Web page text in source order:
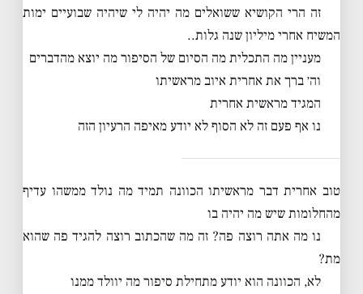
זה הרי הקושיא ששואלים מה יהיה לי שיהיה שבועיים ימות
המשיח אחרי מיליון שנה גלות..
מעניין מה התכלית מה הסיום של הסיפור מה יוצא מהדברים
וה׳ ברך את אחרית איוב מראשיתו
המגיד מראשית אחרית
נו אף פעם זה לא הסוף לא יודע מאיפה הרעיון הזה
טוב אחרית דבר מראשיתו הכוונה תמיד מה נולד ממשהו עדיף
מהחלומות שיש מה יהיה בו
נו מה אתה רוצה פה? זה מה שהכתוב רוצה להגיד פה שהוא
מת?
לא, הכוונה הוא יודע מתחילת סיפור מה יוולד ממנו